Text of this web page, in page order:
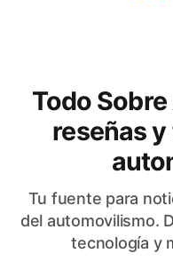
Todo
reseñas
Tu fuente para
del automovilismo.
tecnología y